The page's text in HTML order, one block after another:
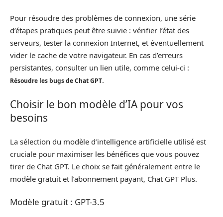
Pour résoudre des problèmes de connexion, une série
d’étapes pratiques peut être suivie : vérifier l’état des
serveurs, tester la connexion Internet, et éventuellement
vider le cache de votre navigateur. En cas d’erreurs
persistantes, consulter un lien utile, comme celui-ci :
Résoudre les bugs de Chat GPT.
Choisir le bon modèle d’IA pour vos
besoins
La sélection du modèle d’intelligence artificielle utilisé est
cruciale pour maximiser les bénéfices que vous pouvez
tirer de Chat GPT. Le choix se fait généralement entre le
modèle gratuit et l’abonnement payant, Chat GPT Plus.
Modèle gratuit : GPT-3.5